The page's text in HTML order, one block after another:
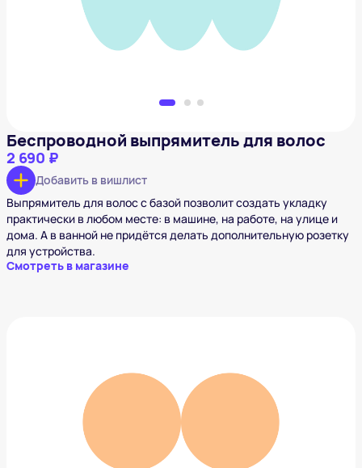
Беспроводной выпрямитель для волос
2 690 ₽
Добавить в вишлист
Выпрямитель для волос с базой позволит создать укладку
практически в любом месте: в машине, на работе, на улице и
дома. А в ванной не придётся делать дополнительную розетку
для устройства.
Смотреть в магазине